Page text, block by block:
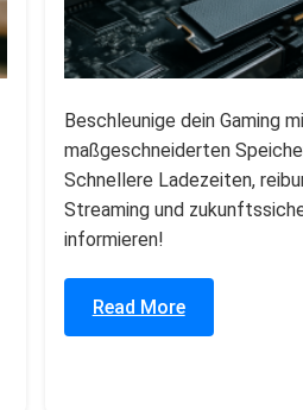
Beschleunige dein Gaming
maßgeschneiderten
Schnellere Ladezeiten,
Streaming und
informieren!
Read More